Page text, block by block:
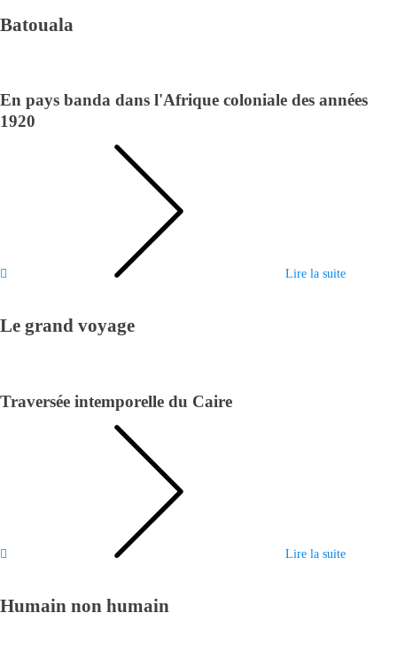
Batouala
En pays banda dans l'Afrique coloniale des années
1920
Lire la suite
Le grand voyage
Traversée intemporelle du Caire
Lire la suite
Humain non humain